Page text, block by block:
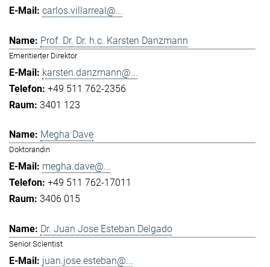
carlos.villarreal@...
Prof. Dr. Dr. h.c. Karsten Danzmann
Emeritierter Direktor
karsten.danzmann@...
+49 511 762-2356
3401 123
Megha Dave
Doktorandin
megha.dave@...
+49 511 762-17011
3406 015
Dr. Juan Jose Esteban Delgado
Senior Scientist
juan.jose.esteban@...